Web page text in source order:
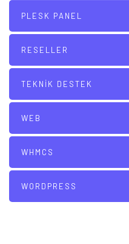
PLESK PANEL
RESELLER
TEKNIK DESTEK
WEB
WHMCS
WORDPRESS